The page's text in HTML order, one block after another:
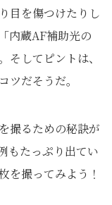
目を傷つけたりし
内蔵AF補助光の
してピントは、
だそうだ。
撮るための秘訣が
もたっぷり出てい
を撮ってみよう！